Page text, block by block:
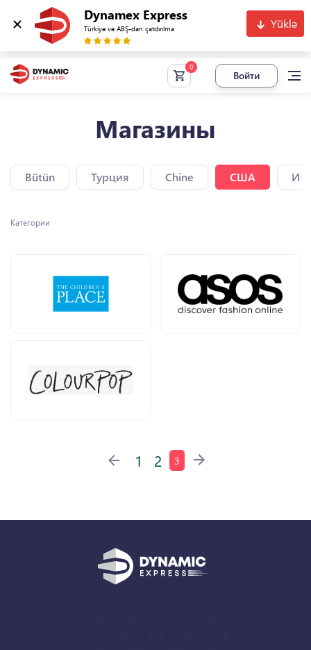
Dynamex Express
Türkiyə və ABŞ-dan çatdırılma Yüklə
Войти
Магазины
Bütün Турция Chine США
Категории
1 2 3